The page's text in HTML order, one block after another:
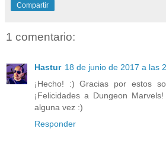
Compartir
1 comentario:
Hastur 18 de junio de 2017 a las
¡Hecho! :) Gracias por estos
¡Felicidades a Dungeon
alguna vez :)
Responder